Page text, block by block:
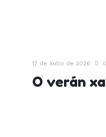
17 de Xullo de 2026 0
O verán